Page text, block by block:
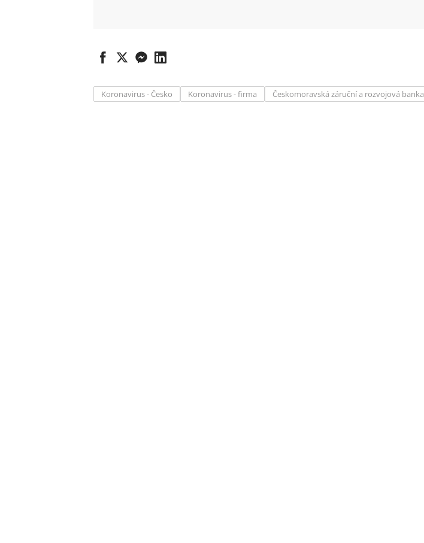
Koronavirus - Česko Koronavirus - firma Českomoravská záruční a rozvojová banka